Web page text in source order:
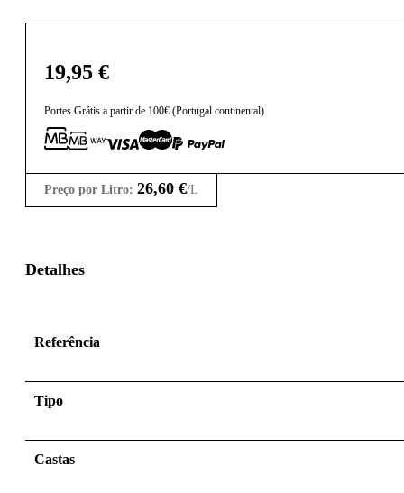
19,95 €
Portes Grátis a partir de 100€ (Portugal continental)
Preço por Litro: 26,60 €/L
Detalhes
Referência
Tipo
Castas